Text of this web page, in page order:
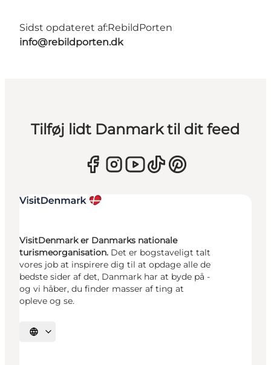
Sidst opdateret af:RebildPorten
info@rebildporten.dk
Tilføj lidt Danmark til dit feed
VisitDenmark er Danmarks nationale
turismeorganisation. Det er bogstaveligt talt
vores job at inspirere dig til at opdage alle de
bedste sider af det, Danmark har at byde på -
og vi håber, du finder masser af ting at
opleve og se.
Vælg sprog